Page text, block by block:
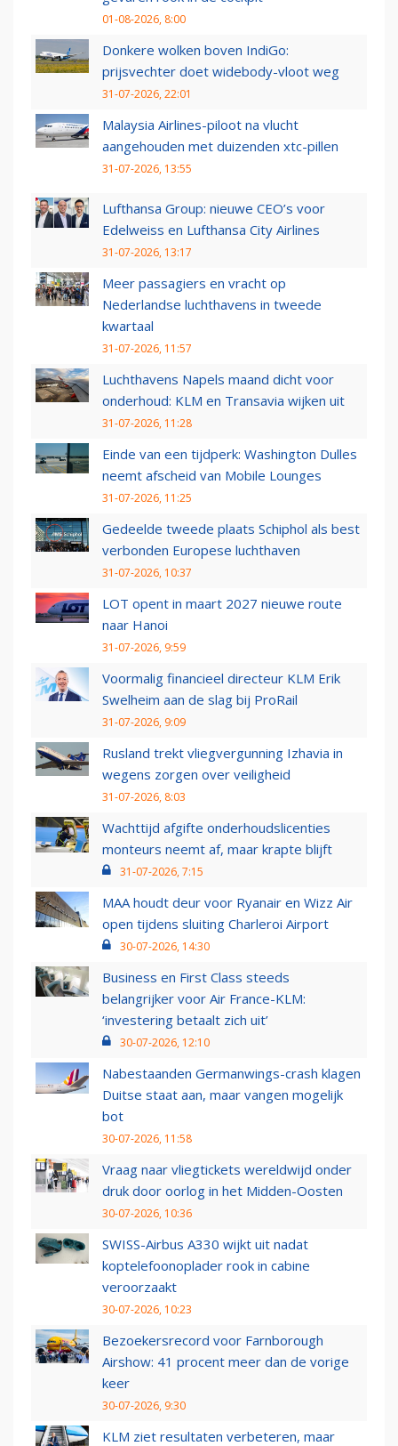
01-08-2026, 8:00
Donkere wolken boven IndiGo:
prijsvechter doet widebody-vloot weg
31-07-2026, 22:01
Malaysia Airlines-piloot na vlucht
aangehouden met duizenden xtc-pillen
31-07-2026, 13:55
Lufthansa Group: nieuwe CEO’s voor
Edelweiss en Lufthansa City Airlines
31-07-2026, 13:17
Meer passagiers en vracht op
Nederlandse luchthavens in tweede
kwartaal
31-07-2026, 11:57
Luchthavens Napels maand dicht voor
onderhoud: KLM en Transavia wijken uit
31-07-2026, 11:28
Einde van een tijdperk: Washington Dulles
neemt afscheid van Mobile Lounges
31-07-2026, 11:25
Gedeelde tweede plaats Schiphol als best
verbonden Europese luchthaven
31-07-2026, 10:37
LOT opent in maart 2027 nieuwe route
naar Hanoi
31-07-2026, 9:59
Voormalig financieel directeur KLM Erik
Swelheim aan de slag bij ProRail
31-07-2026, 9:09
Rusland trekt vliegvergunning Izhavia in
wegens zorgen over veiligheid
31-07-2026, 8:03
Wachttijd afgifte onderhoudslicenties
monteurs neemt af, maar krapte blijft
31-07-2026, 7:15
MAA houdt deur voor Ryanair en Wizz Air
open tijdens sluiting Charleroi Airport
30-07-2026, 14:30
Business en First Class steeds
belangrijker voor Air France-KLM:
‘investering betaalt zich uit’
30-07-2026, 12:10
Nabestaanden Germanwings-crash klagen
Duitse staat aan, maar vangen mogelijk
bot
30-07-2026, 11:58
Vraag naar vliegtickets wereldwijd onder
druk door oorlog in het Midden-Oosten
30-07-2026, 10:36
SWISS-Airbus A330 wijkt uit nadat
koptelefoonoplader rook in cabine
veroorzaakt
30-07-2026, 10:23
Bezoekersrecord voor Farnborough
Airshow: 41 procent meer dan de vorige
keer
30-07-2026, 9:30
KLM ziet resultaten verbeteren, maar